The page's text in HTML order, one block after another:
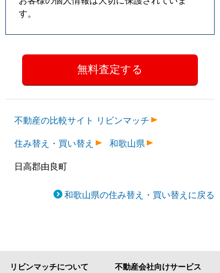
す。
不動産の比較サイト リビンマッチ
住み替え・買い替え
和歌山県
日高郡由良町
和歌山県の住み替え・買い替えに戻る
リビンマッチについて 不動産会社向けサービス